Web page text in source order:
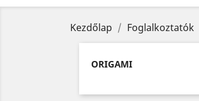
Kezdőlap Foglalkoztatók
ORIGAMI